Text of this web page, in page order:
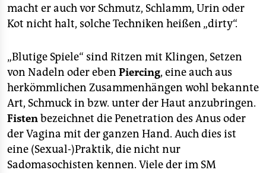
macht er auch vor Schmutz, Schlamm, Urin oder
Kot nicht halt, solche Techniken heißen „dirty“.
„Blutige Spiele“ sind Ritzen mit Klingen, Setzen
von Nadeln oder eben Piercing, eine auch aus
herkömmlichen Zusammenhängen wohl bekannte
Art, Schmuck in bzw. unter der Haut anzubringen.
Fistenbezeichnet die Penetration des Anus oder
der Vagina mit der ganzen Hand. Auch dies ist
eine (Sexual-)Praktik, die nicht nur
Sadomasochisten kennen. Viele der im SM